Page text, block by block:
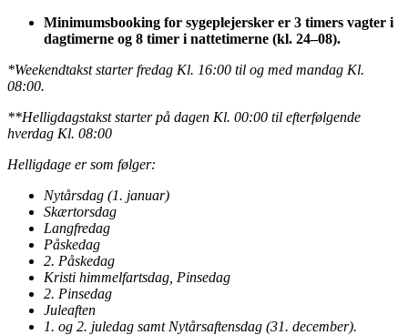
Minimumsbooking for sygeplejersker er 3 timers vagter i
dagtimerne og 8 timer i nattetimerne (kl. 24–08).
*Weekendtakst starter fredag Kl. 16:00 til og med mandag Kl.
08:00.
**Helligdagstakst starter på dagen Kl. 00:00 til efterfølgende
hverdag Kl. 08:00
Helligdage er som følger:
Nytårsdag (1. januar)
Skærtorsdag
Langfredag
Påskedag
2. Påskedag
Kristi himmelfartsdag, Pinsedag
2. Pinsedag
Juleaften
1. og 2. juledag samt Nytårsaftensdag (31. december).